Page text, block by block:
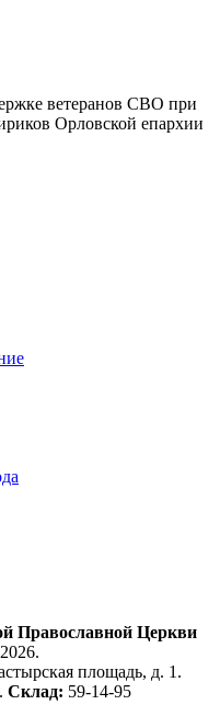
ветеранов СВО при
Орловской епархии
Православной Церкви
площадь, д. 1.
Склад: 59-14-95